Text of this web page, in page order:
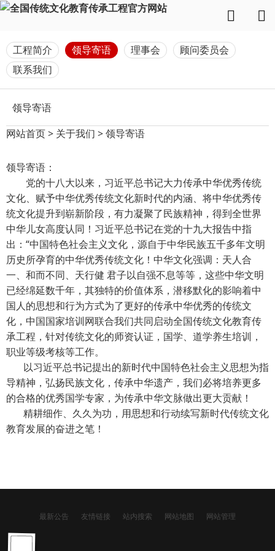
工程简介 领导寄语 理事会
顾问委员会
联系我们
领导寄语
网站首页> 关于我们 >领导寄语
领导寄语：
党的十八大以来，习近平总书记大力传承中华优秀传统
文化、赋予中华优秀传统文化新时代的内涵、将中华优秀传
统文化提升到崭新阶段，有力凝聚了民族精神，得到全世界
中华儿女高度认同！习近平总书记在党的十九大报告中指
出：“中国特色社会主义文化，源自于中华民族五千多年文明
历史所孕育的中华优秀传统文化！中华文化强调：天人合
一、和而不同、天行健 君子以自强不息等等，这些中华文明
已经绵延数千年，其独特的价值体系，潜移默化的影响着中
国人的思想和行为方式为了更好的传承中华优秀的传统文
化，中国国家培训网联合我们共同启动全国传统文化教育传
承工程，针对传统文化的师资认证，国学、道学养生培训，
职业等级考核等工作。
以习近平总书记提出的新时代中国特色社会主义思想为指
导精神，弘扬民族文化，传承中华遗产，我们必将培养更多
的合格的优秀国学专家，为传承中华文脉做出更大贡献！
精耕细作、久久为功，用思想和行动续写新时代传统文化
教育发展的奋进之笔！
最新公告 友情链接 站内搜索 网站地图 网站管理